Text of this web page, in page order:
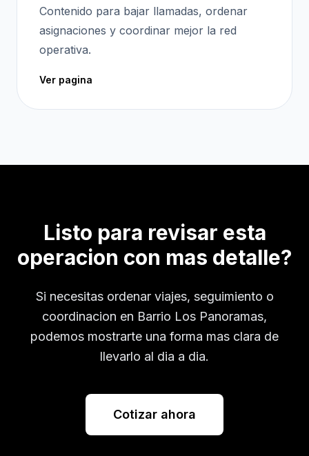
Contenido para bajar llamadas, ordenar
asignaciones y coordinar mejor la red
operativa.
Ver pagina
Listo para revisar esta
operacion con mas detalle?
Si necesitas ordenar viajes, seguimiento o
coordinacion en Barrio Los Panoramas,
podemos mostrarte una forma mas clara de
llevarlo al dia a dia.
Cotizar ahora